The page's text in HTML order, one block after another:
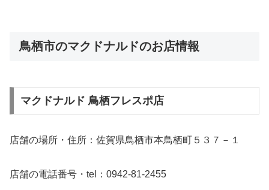
鳥栖市のマクドナルドのお店情報
マクドナルド 鳥栖フレスポ店
店舗の場所・住所：佐賀県鳥栖市本鳥栖町５３７－１
店舗の電話番号・tel：0942-81-2455